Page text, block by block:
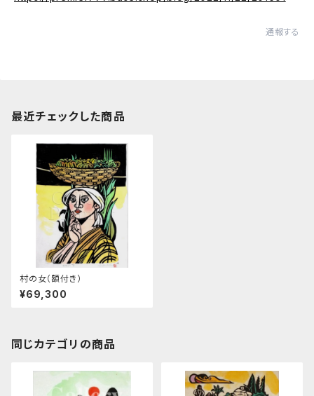
通報する
最近チェックした商品
村の女（額付き）
¥69,300
同じカテゴリの商品